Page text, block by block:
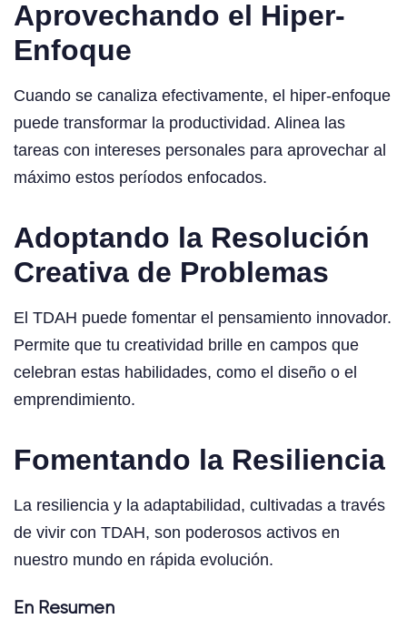
Aprovechando el Hiper-
Enfoque
Cuando se canaliza efectivamente, el hiper-enfoque
puede transformar la productividad. Alinea las
tareas con intereses personales para aprovechar al
máximo estos períodos enfocados.
Adoptando la Resolución
Creativa de Problemas
El TDAH puede fomentar el pensamiento innovador.
Permite que tu creatividad brille en campos que
celebran estas habilidades, como el diseño o el
emprendimiento.
Fomentando la Resiliencia
La resiliencia y la adaptabilidad, cultivadas a través
de vivir con TDAH, son poderosos activos en
nuestro mundo en rápida evolución.
En Resumen